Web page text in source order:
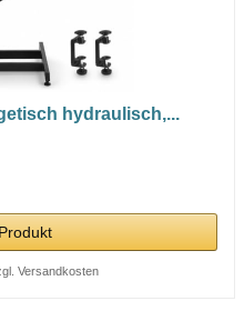
hydraulisch,...
Versandkosten